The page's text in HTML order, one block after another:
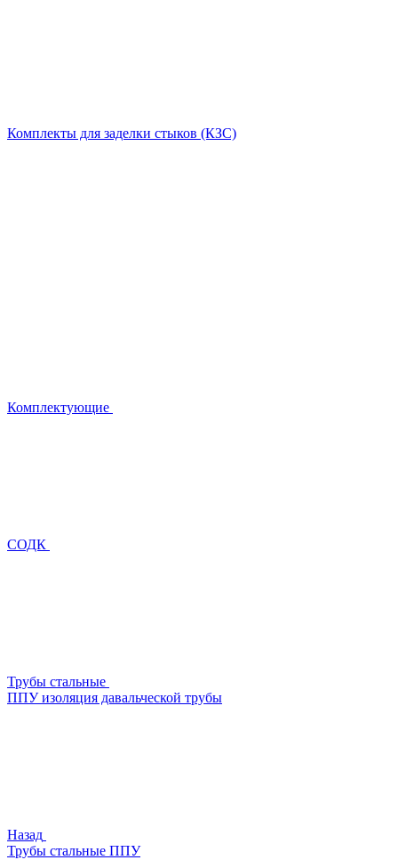
Комплекты для заделки стыков (КЗС)
Комплектующие
СОДК
Трубы стальные
ППУ изоляция давальческой трубы
Назад
Трубы стальные ППУ